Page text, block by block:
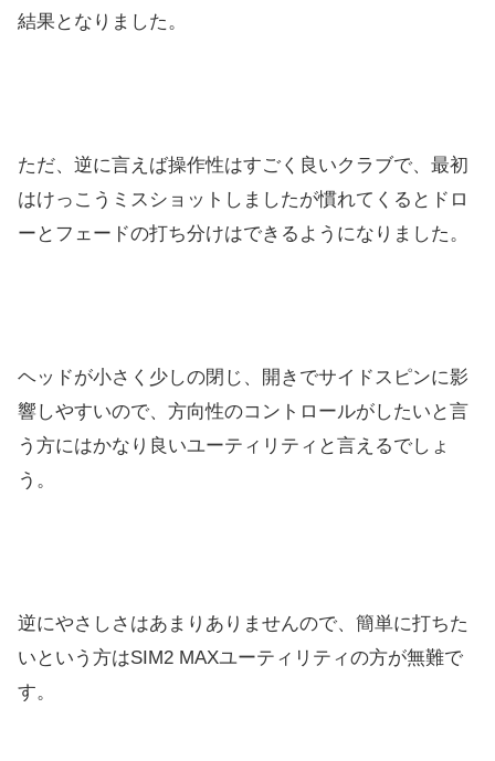
結果となりました。
ただ、逆に言えば操作性はすごく良いクラブで、最初
はけっこうミ スショットしましたが慣れてくるとドロ
ーとフェードの打ち分けはできるようになりました。
ヘッドが小さく少しの閉じ、開きでサイドスピンに影
響しやすいので、方向性のコントロールがしたいと言
う方にはかなり良いユーテ ィリティと言えるでしょ
う。
逆にやさしさはあまりありませんので、簡単に打ちた
いという方はSIM2 MAXユーティリティの方が無難で
す。